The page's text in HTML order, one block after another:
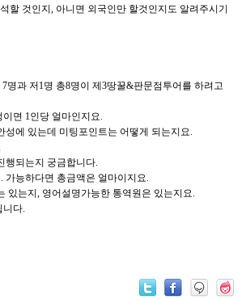
할 것인지, 아니면 외국인만 할것인지도 알려주시기
명과 저1명 총8명이 제3땅꿀&판문점투어를 하려고
면 1인당 얼마인지요.
성에 있는데 미팅포인트는 어떻게 되는지요.
행되는지 궁금합니다.
가능하다면 총금액은 얼마이지요.
있는지, 영어설명가능한 통역원은 있는지요.
니다.